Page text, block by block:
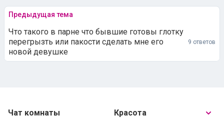
Предыдущая тема
Что такого в парне что бывшие готовы глотку
перегрызть или пакости сделать мне его
новой девушке
9 ответов
Чат комнаты
Красота